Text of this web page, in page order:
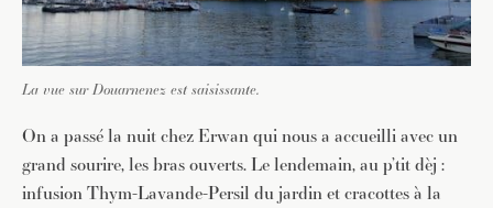
La vue sur Douarnenez est saisissante.
On a passé la nuit chez Erwan qui nous a accueilli avec un
grand sourire, les bras ouverts. Le lendemain, au p’tit dèj :
infusion Thym-Lavande-Persil du jardin et cracottes à la